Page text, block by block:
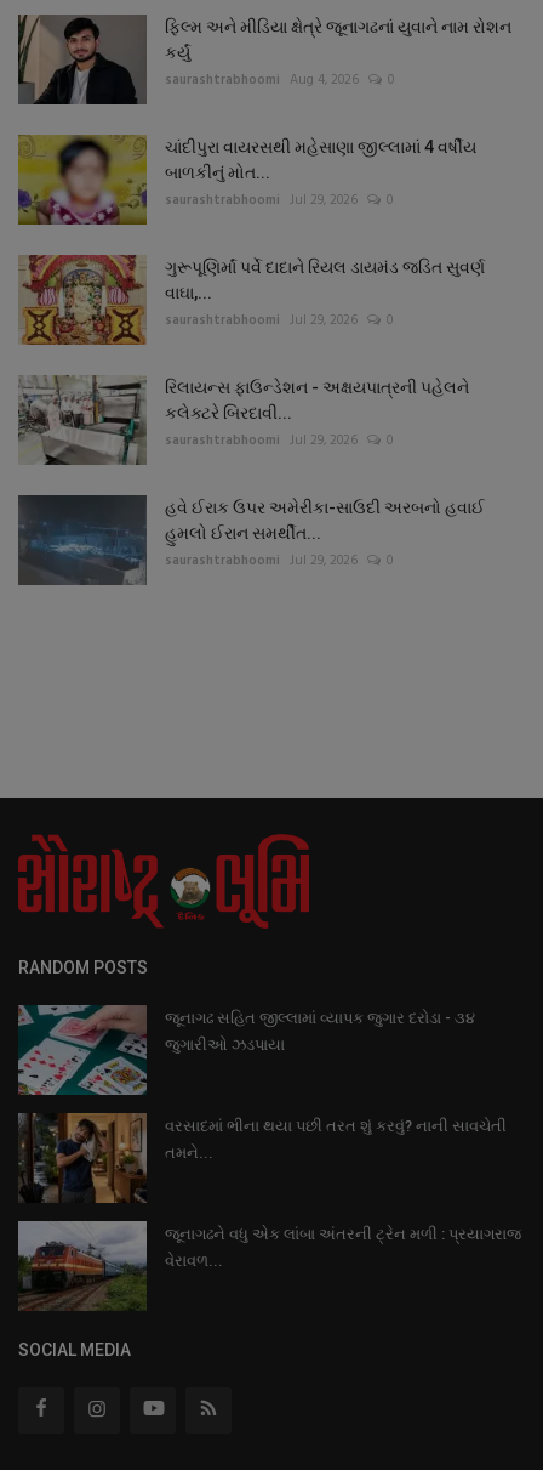
ફિલ્મ અને મીડિયા ક્ષેત્રે જૂનાગઢનાં યુવાને નામ રોશન
કર્યું
saurashtrabhoomi Aug 4, 2026 0
ચાંદીપુરા વાયરસથી મહેસાણા જીલ્લામાં 4 વર્ષીય
બાળકીનું મોત...
saurashtrabhoomi Jul 29, 2026 0
ગુરૂપૂણિર્માં પર્વે દાદાને રિયલ ડાયમંડ જડિત સુવર્ણ
વાઘા,...
saurashtrabhoomi Jul 29, 2026 0
રિલાયન્સ ફાઉન્ડેશન - અક્ષયપાત્રની પહેલને
કલેક્ટરે બિરદાવી...
saurashtrabhoomi Jul 29, 2026 0
હવે ઈરાક ઉપર અમેરીકા-સાઉદી અરબનો હવાઈ
હુમલો ઈરાન સમર્થીત...
saurashtrabhoomi Jul 29, 2026 0
RANDOM POSTS
જૂનાગઢ સહિત જીલ્લામાં વ્યાપક જુગાર દરોડા - ૩૪
જુગારીઓ ઝડપાયા
વરસાદમાં ભીના થયા પછી તરત શું કરવું? નાની સાવચેતી
તમને...
જૂનાગઢને વધુ એક લાંબા અંતરની ટ્રેન મળી : પ્રયાગરાજ
વેરાવળ...
SOCIAL MEDIA